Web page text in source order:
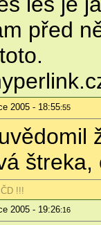
před
2005 - 18:55:55
!!!
2005 - 19:26:16